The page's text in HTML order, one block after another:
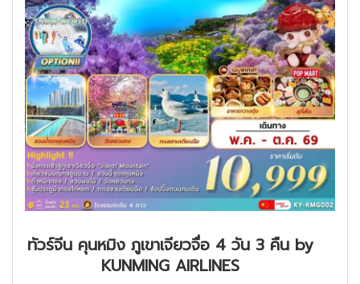
ทัวร์จีน คุนหมิง ภูเขาเจียวจื่อ 4 วัน 3 คืน by
KUNMING AIRLINES